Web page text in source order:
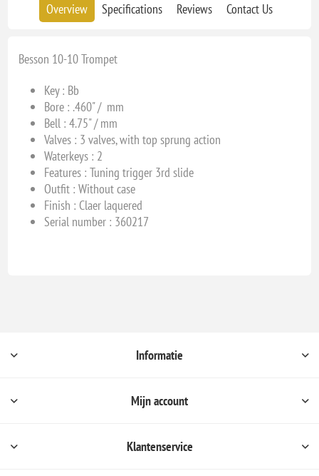
Overview Specifications Reviews Contact Us
Besson 10-10 Trompet
Key : Bb
Bore : .460" / mm
Bell : 4.75" / mm
Valves : 3 valves, with top sprung action
Waterkeys : 2
Features :Tuning trigger 3rd slide
Outfit : Without case
Finish : Claer laquered
Serial number : 360217
Informatie
Mijn account
Klantenservice